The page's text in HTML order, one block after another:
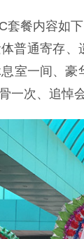
套餐内容如
普通寄存
室一间、
一次、追悼